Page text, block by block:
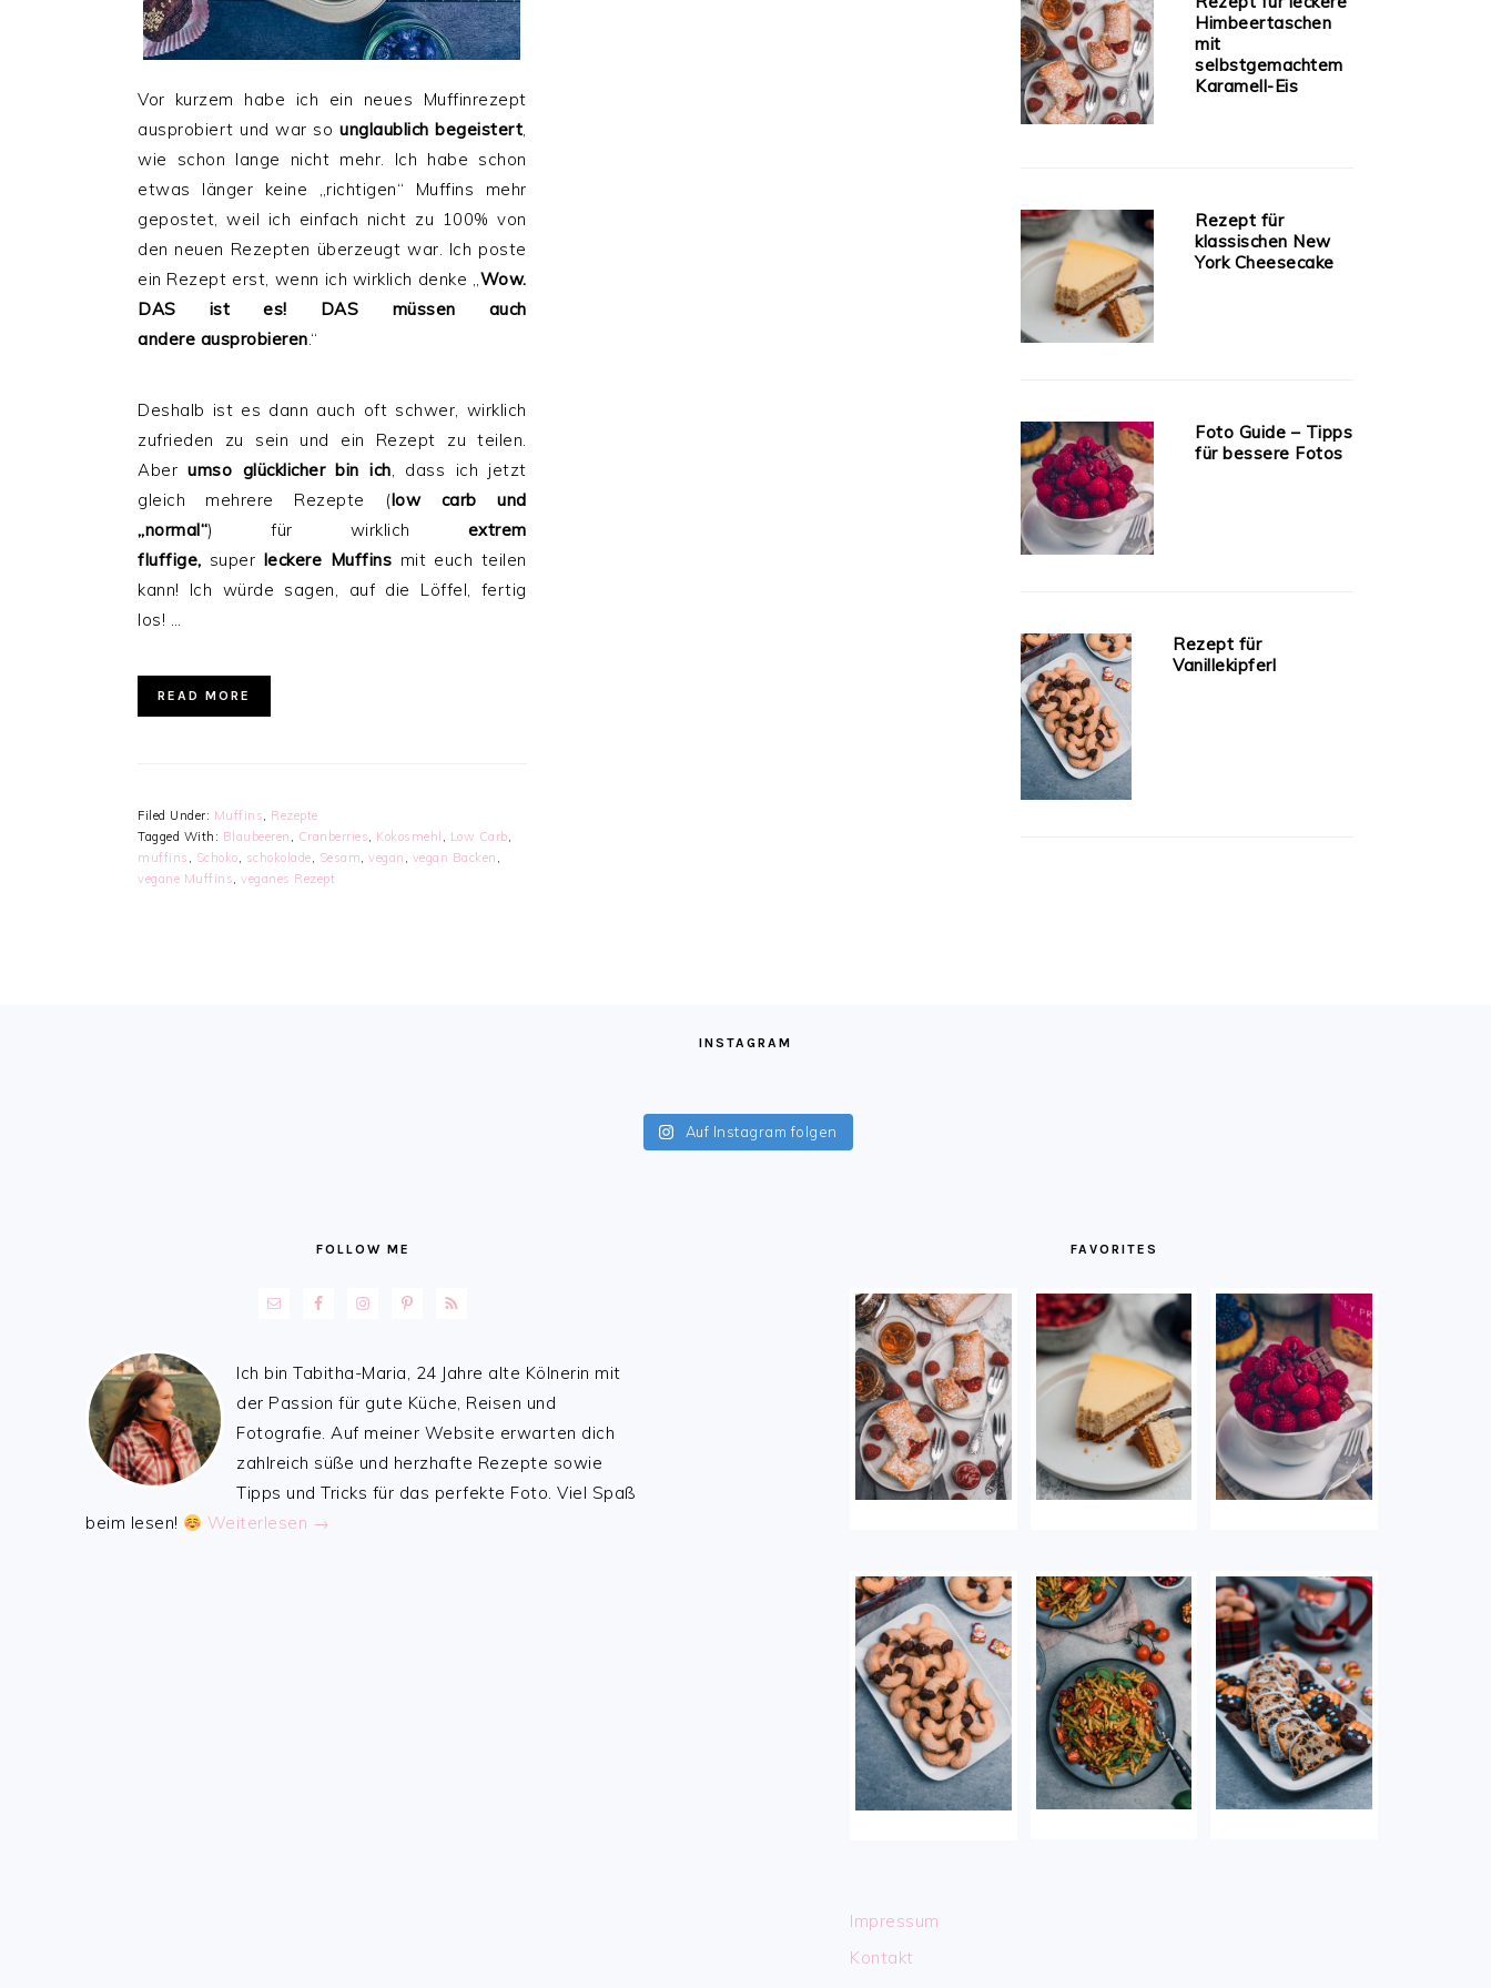
Vor kurzem habe ich ein neues Muffinrezept
ausprobiert und war sounglaublich begeistert,
wie schon lange nicht mehr. Ich habe schon
etwas länger keine „richtigen“ Muffins mehr
gepostet, weil ich einfach nicht zu 100% von
den neuen Rezepten überzeugt war. Ich poste
ein Rezept erst, wenn ich wirklich denke „Wow.
DAS ist es! DAS müssen auch
andere ausprobieren.“
Deshalb ist es dann auch oft schwer, wirklich
zufrieden zu sein und ein Rezept zu teilen.
Aberumso glücklicher bin ich, dass ich jetzt
gleich mehrere Rezepte (low carb und
„normal“) für wirklich extrem
fluffige, super leckere Muffins mit euch teilen
kann! Ich würde sagen, auf die Löffel, fertig
los! …
READ MORE
Filed Under: Muffins, Rezepte
Tagged With: Blaubeeren , Cranberries, Kokosmehl , Low Carb,
muffins , Schoko, schokolade, Sesam, vegan , vegan Backen ,
vegane Muffins, veganes Rezept
Himbeertaschen
mit
selbstgemachtem
Karamell-Eis
Rezept für
klassischen New
York Cheesecake
Foto Guide – Tipps
für bessere Fotos
Rezept für
Vanillekipferl
INSTAGRAM
Auf Instagram folgen
FOLLOW ME
Ich bin Tabitha-Maria, 24 Jahre alte Kölnerin mit
der Passion für gute Küche, Reisen und
Fotografie. Auf meiner Website erwarten dich
zahlreich süße und herzhafte Rezepte sowie
Tipps und Tricks für das perfekte Foto. Viel Spaß
beim lesen!
Weiterlesen →
FAVORITES
Impressum
Kontakt